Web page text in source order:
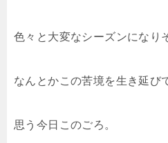
色々と大変なシーズンになり
なんとかこの苦境を生き延び
思う今日このごろ。